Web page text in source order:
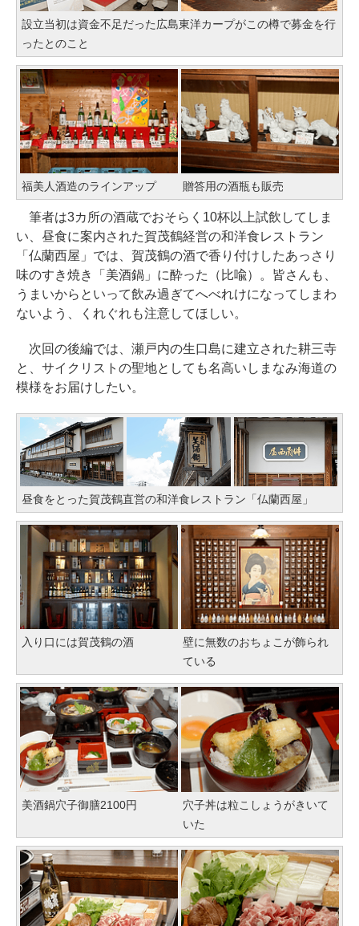
設立当初は資金不足だった広島東洋カープがこの樽で募金を行
ったとのこと
福美人酒造のラインアップ 贈答用の酒瓶も販売
筆者は3カ所の酒蔵でおそらく10杯以上試飲してしま
い、昼食に案内された賀茂鶴経営の和洋食レストラン
「仏蘭西屋」では、賀茂鶴の酒で香り付けしたあっさり
味のすき焼き「美酒鍋」に酔った（比喩）。皆さんも、
うまいからといって飲み過ぎてへべれけになってしまわ
ないよう、くれぐれも注意してほしい。
次回の後編では、瀬戸内の生口島に建立された耕三寺
と、サイクリストの聖地としても名高いしまなみ海道の
模様をお届けしたい。
昼食をとった賀茂鶴直営の和洋食レストラン「仏蘭西屋」
入り口には賀茂鶴の酒
壁に無数のおちょこが飾られ
ている
美酒鍋穴子御膳2100円
穴子丼は粒こしょうがきいて
いた